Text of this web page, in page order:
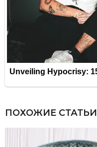
ПОХОЖИЕ СТАТЬИ